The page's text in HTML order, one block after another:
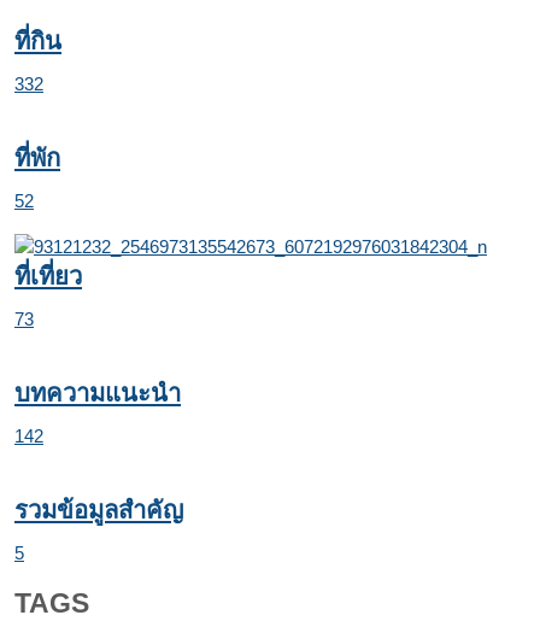
ที่กิน
332
ที่พัก
52
ที่เที่ยว
73
บทความแนะนำ
142
รวมข้อมูลสำคัญ
5
TAGS